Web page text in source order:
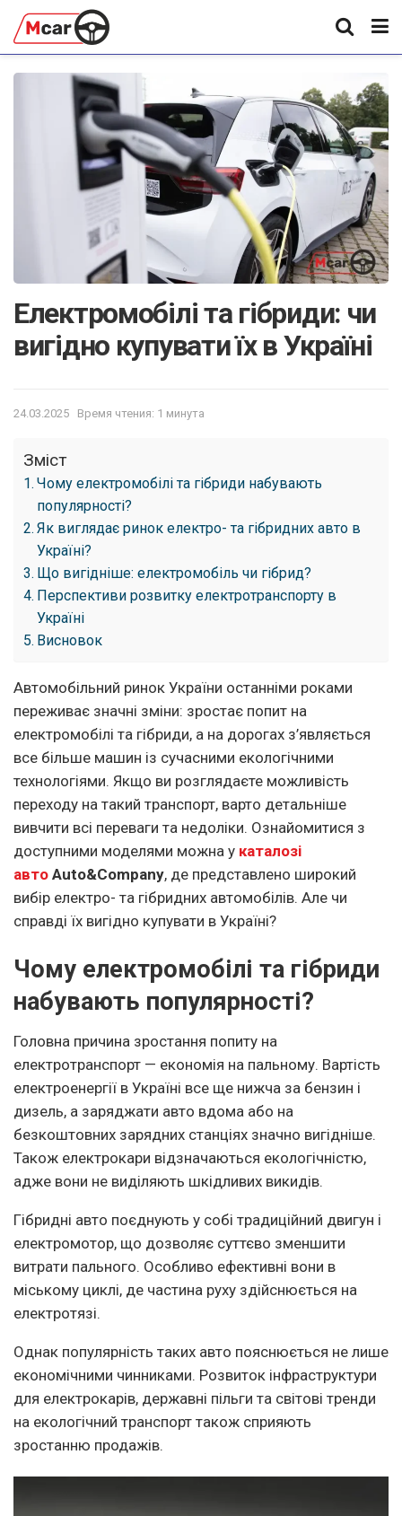
Електромобілі та гібриди: чи
вигідно купувати їх в Україні
24.03.2025 Время чтения: 1 минута
Зміст
Чому електромобілі та гібриди набувають
популярності?
Як виглядає ринок електро- та гібридних авто в
Україні?
Що вигідніше: електромобіль чи гібрид?
Перспективи розвитку електротранспорту в
Україні
Висновок
Автомобільний ринок України останніми роками
переживає значні зміни: зростає попит на
електромобілі та гібриди, а на дорогах з’являється
все більше машин із сучасними екологічними
технологіями. Якщо ви розглядаєте можливість
переходу на такий транспорт, варто детальніше
вивчити всі переваги та недоліки. Ознайомитися з
доступними моделями можна у каталозі
авто Auto&Company, де представлено широкий
вибір електро- та гібридних автомобілів. Але чи
справді їх вигідно купувати в Україні?
Чому електромобілі та гібриди
набувають популярності?
Головна причина зростання попиту на
електротранспорт — економія на пальному. Вартість
електроенергії в Україні все ще нижча за бензин і
дизель, а заряджати авто вдома або на
безкоштовних зарядних станціях значно вигідніше.
Також електрокари відзначаються екологічністю,
адже вони не виділяють шкідливих викидів.
Гібридні авто поєднують у собі традиційний двигун і
електромотор, що дозволяє суттєво зменшити
витрати пального. Особливо ефективні вони в
міському циклі, де частина руху здійснюється на
електротязі.
Однак популярність таких авто пояснюється не лише
економічними чинниками. Розвиток інфраструктури
для електрокарів, державні пільги та світові тренди
на екологічний транспорт також сприяють
зростанню продажів.